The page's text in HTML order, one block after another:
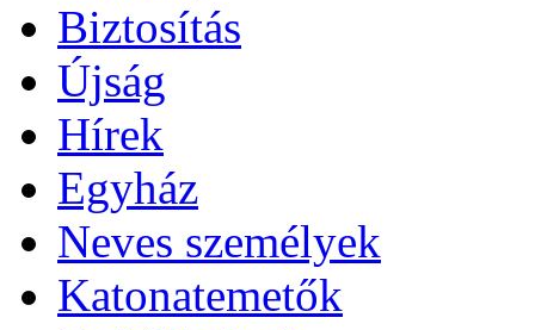
Biztosítás
Újság
Hírek
Egyház
Neves személyek
Katonatemetők